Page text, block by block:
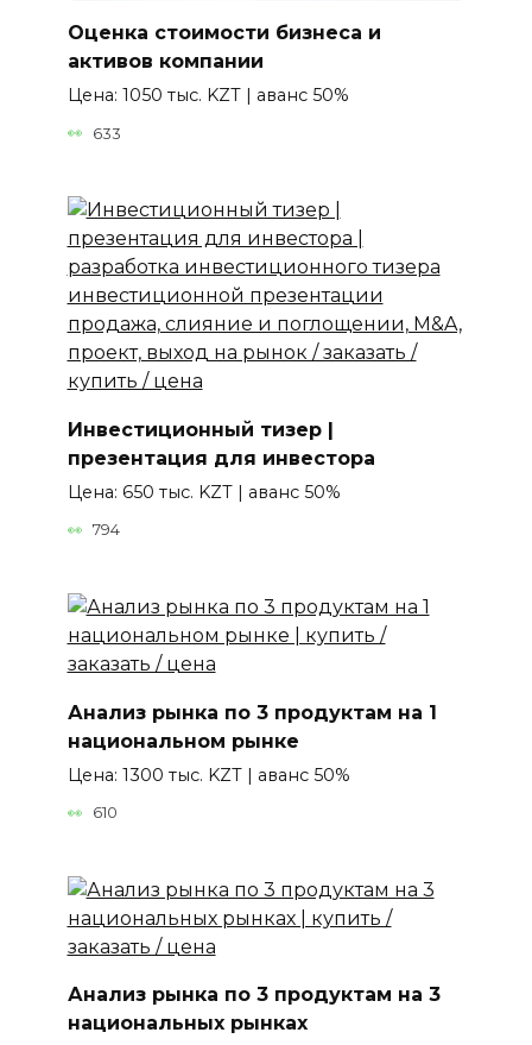
Оценка стоимости бизнеса и
активов компании
Цена: 1050 тыс. KZT | аванс 50%
633
Инвестиционный тизер |
презентация для инвестора
Цена: 650 тыс. KZT | аванс 50%
794
Анализ рынка по 3 продуктам на 1
национальном рынке
Цена: 1300 тыс. KZT | аванс 50%
610
Анализ рынка по 3 продуктам на 3
национальных рынках